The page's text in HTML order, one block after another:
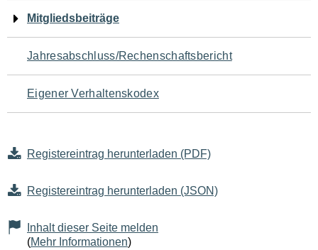
Mitgliedsbeiträge
Jahresabschluss/Rechenschaftsbericht
Eigener Verhaltenskodex
Registereintrag herunterladen (PDF)
Registereintrag herunterladen (JSON)
Inhalt dieser Seite melden
(Mehr Informationen)